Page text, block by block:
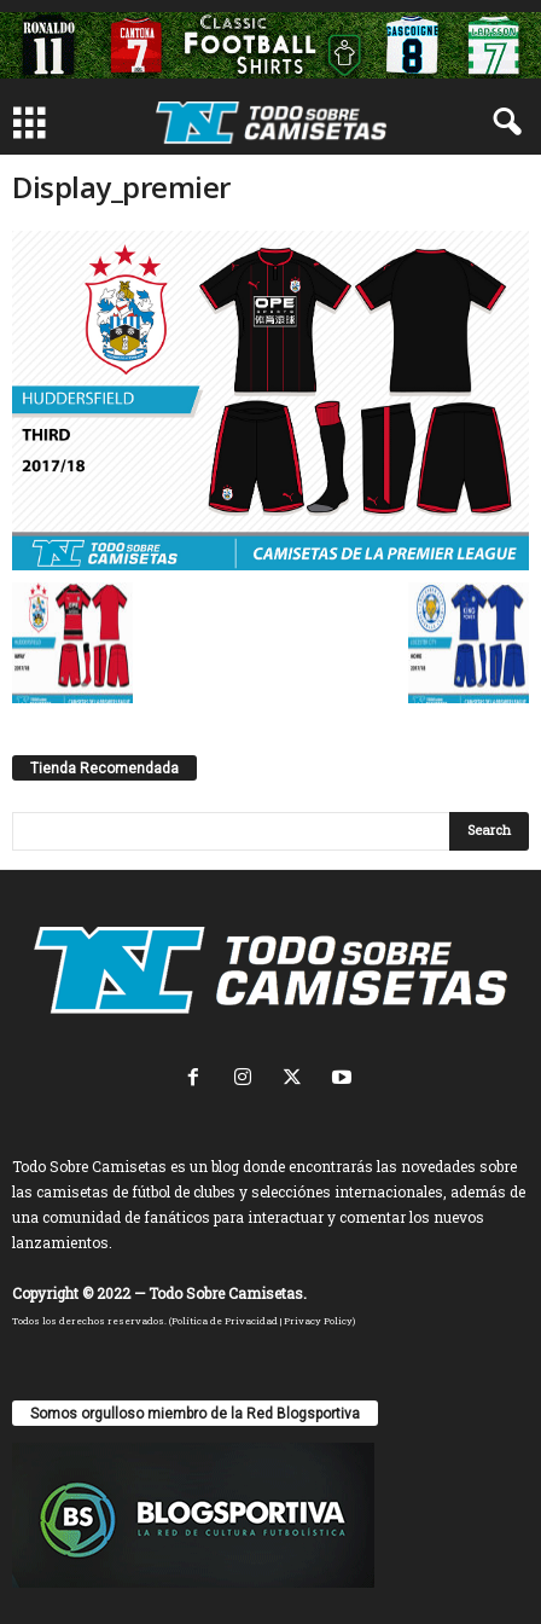
Display_premier
Tienda Recomendada
Todo Sobre Camisetas es un blog donde encontrarás las novedades sobre
las camisetas de fútbol de clubes y selecciónes internacionales, además de
una comunidad de fanáticos para interactuar y comentar los nuevos
lanzamientos.
Copyright © 2022 — Todo Sobre Camisetas.
Todos los derechos reservados. (Política de Privacidad | Privacy Policy)
Somos orgulloso miembro de la Red Blogsportiva